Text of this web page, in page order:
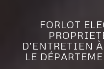
FORLOT
D’ENTRETIEN
LE